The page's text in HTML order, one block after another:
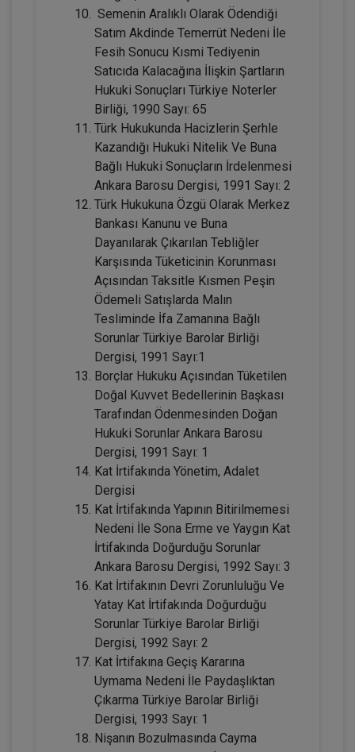
360 TL Sepete Ekle
Tüketici Hukuku Enstitüsü
Fütürist Hukuk - IV. Medeni Hukuk
Kongresi - XI. Oturum
360 TL Sepete Ekle
Tüketici Hukuku Enstitüsü
Miras Hukuku - 1 - IV. Medeni Hukuk
Kongresi - IX. Oturum
360 TL Sepete Ekle
Tüketici Hukuku Enstitüsü
Semenin Aralıklı Olarak Ödendiği
Satım Akdinde Temerrüt Nedeni İle
Fesih Sonucu Kısmi Tediyenin
Satıcıda Kalacağına İlişkin Şartların
Hukuki Sonuçları Türkiye Noterler
Birliği, 1990 Sayı: 65
Türk Hukukunda Hacizlerin Şerhle
Kazandığı Hukuki Nitelik Ve Buna
Bağlı Hukuki Sonuçların İrdelenmesi
Ankara Barosu Dergisi, 1991 Sayı: 2
Türk Hukukuna Özgü Olarak Merkez
Bankası Kanunu ve Buna
Dayanılarak Çıkarılan Tebliğler
Karşısında Tüketicinin Korunması
Açısından Taksitle Kısmen Peşin
Ödemeli Satışlarda Malın
Tesliminde İfa Zamanına Bağlı
Sorunlar Türkiye Barolar Birliği
Dergisi, 1991 Sayı:1
Borçlar Hukuku Açısından Tüketilen
Doğal Kuvvet Bedellerinin Başkası
Tarafından Ödenmesinden Doğan
Hukuki Sorunlar Ankara Barosu
Dergisi, 1991 Sayı: 1
Kat İrtifakında Yönetim, Adalet
Dergisi
Kat İrtifakında Yapının Bitirilmemesi
Nedeni İle Sona Erme ve Yaygın Kat
İrtifakında Doğurduğu Sorunlar
Ankara Barosu Dergisi, 1992 Sayı: 3
Kat İrtifakının Devri Zorunluluğu Ve
Yatay Kat İrtifakında Doğurduğu
Sorunlar Türkiye Barolar Birliği
Dergisi, 1992 Sayı: 2
Kat İrtifakına Geçiş Kararına
Uymama Nedeni İle Paydaşlıktan
Çıkarma Türkiye Barolar Birliği
Dergisi, 1993 Sayı: 1
Nişanın Bozulmasında Cayma